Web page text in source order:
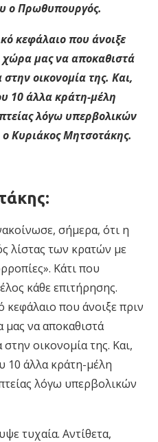
ο Πρωθυπουργός.
κεφάλαιο που άνοιξε
χώρα μας να αποκαθιστά
οικονομία της. Και,
10 άλλα κράτη-μέλη
λόγω υπερβολικών
Κυριάκος Μητσοτάκης.
σήμερα, ότι η
λίστας των κρατών με
Κάτι που
κάθε επιτήρησης.
κεφάλαιο που άνοιξε πριν
να αποκαθιστά
οικονομία της. Και,
10 άλλα κράτη-μέλη
λόγω υπερβολικών
τυχαία. Αντίθετα,